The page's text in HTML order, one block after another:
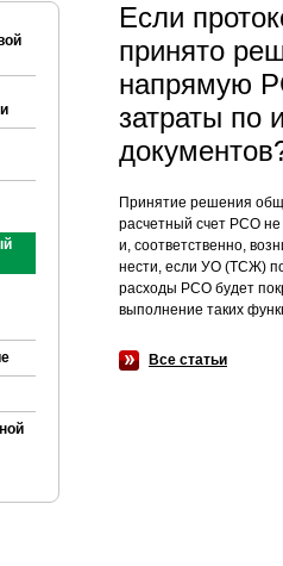
Если
принято
напрямую
затраты по
Принятие решения
расчетный счет РСО не
и, соответственно,
нести, если УО (ТСЖ)
расходы РСО будет
выполнение таких
Все статьи